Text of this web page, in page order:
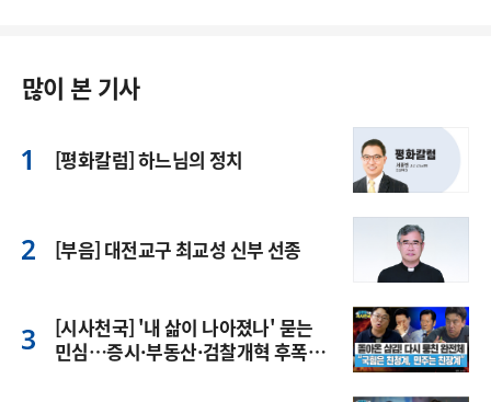
많이 본 기사
[평화칼럼] 하느님의 정치
[부음] 대전교구 최교성 신부 선종
[시사천국] '내 삶이 나아졌나' 묻는
민심…증시·부동산·검찰개혁 후폭